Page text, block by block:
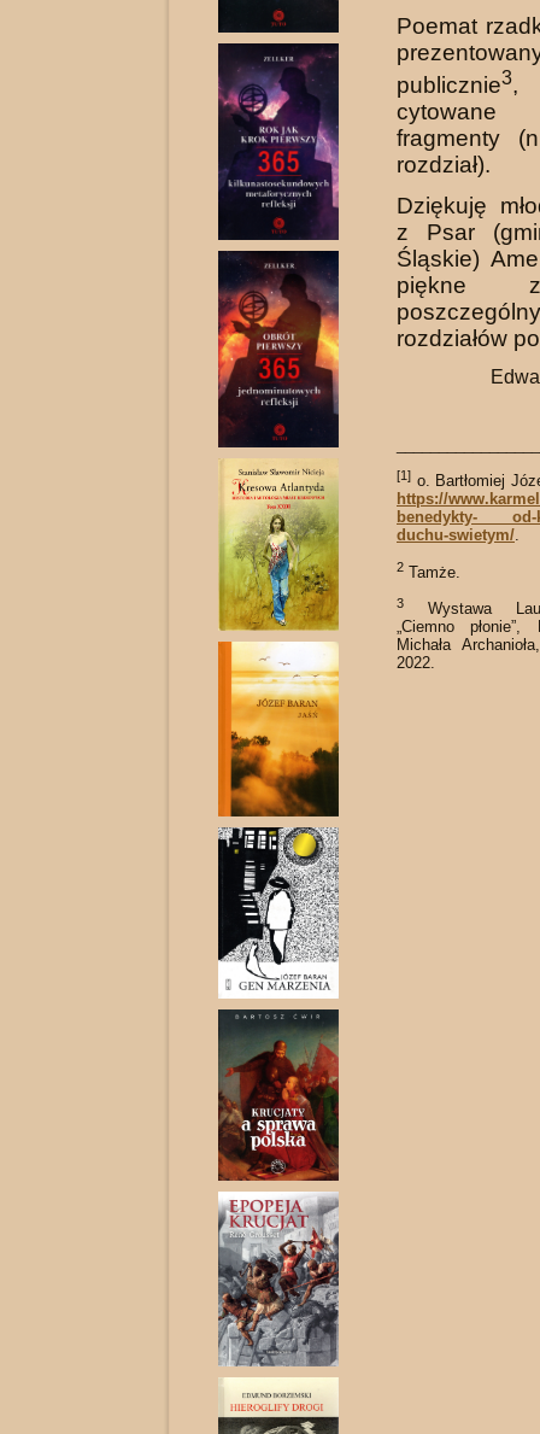
Poemat
publicznie3,
fragmenty
rozdział).
Dziękuję
z Psar
Śląskie)
piękne
rozdziałów
[1] o. Bartłomiej
https://
benedykty- od-
duchu-swietym/.
2 Tamże.
3
Wystawa
„Ciemno
Michała
2022.